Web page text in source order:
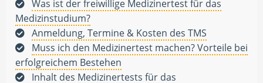
Was ist der freiwillige Medizinertest für das
Medizinstudium?
Anmeldung, Termine & Kosten des TMS
Muss ich den Medizinertest machen? Vorteile bei
erfolgreichem Bestehen
Inhalt des Medizinertests für das